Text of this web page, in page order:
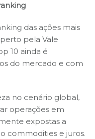
das ações mais
pela Vale
10 ainda é
do mercado e com
no cenário global,
operações em
expostas a
commodities e juros.